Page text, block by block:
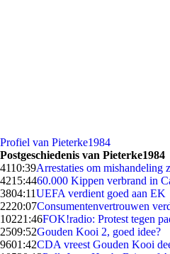
Profiel van Pieterke1984
Postgeschiedenis van Pieterke1984
4110:39Arrestaties om mishandeling
4215:4460.000 Kippen verbrand in
3804:11UEFA verdient goed aan EK
2220:07Consumentenvertrouwen
10221:46FOK!radio: Protest tegen
2509:52Gouden Kooi 2, goed idee?
9601:42CDA vreest Gouden Kooi